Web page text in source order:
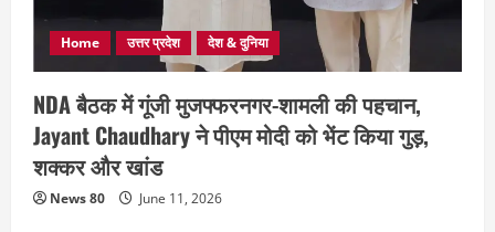
Home उत्तर प्रदेश देश & दुनिया
NDA बैठक में गूंजी मुजफ्फरनगर-शामली की पहचान,
Jayant Chaudhary ने पीएम मोदी को भेंट किया गुड़,
शक्कर और खांड
News 80 June 11, 2026